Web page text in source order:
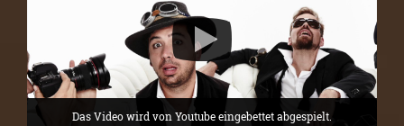
Das Video wird von Youtube eingebettet abgespielt.